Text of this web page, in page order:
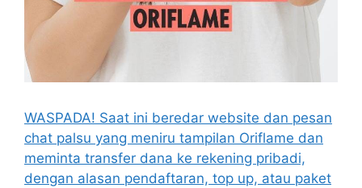
WASPADA! Saat ini beredar website dan pesan
chat palsu yang meniru tampilan Oriflame dan
meminta transfer dana ke rekening pribadi,
dengan alasan pendaftaran, top up, atau paket